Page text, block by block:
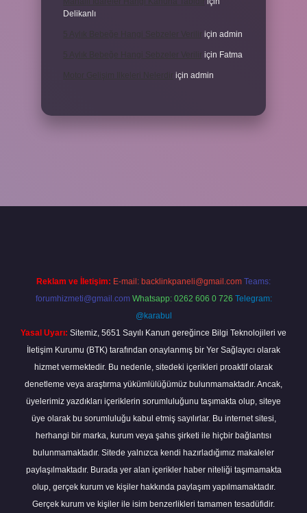
Delikanlı
için admin
için Fatma
için admin
Reklam ve İletişim: E-mail: backlinkpaneli@gmail.com Teams:
forumhizmeti@gmail.com Whatsapp: 0262 606 0 726 Telegram:
@karabul
Yasal Uyarı: Sitemiz, 5651 Sayılı Kanun gereğince Bilgi Teknolojileri ve
İletişim Kurumu (BTK) tarafından onaylanmış bir Yer Sağlayıcı olarak
hizmet vermektedir. Bu nedenle, sitedeki içerikleri proaktif olarak
denetleme veya araştırma yükümlülüğümüz bulunmamaktadır. Ancak,
üyelerimiz yazdıkları içeriklerin sorumluluğunu taşımakta olup, siteye
üye olarak bu sorumluluğu kabul etmiş sayılırlar. Bu internet sitesi,
herhangi bir marka, kurum veya şahıs şirketi ile hiçbir bağlantısı
bulunmamaktadır. Sitede yalnızca kendi hazırladığımız makaleler
paylaşılmaktadır. Burada yer alan içerikler haber niteliği taşımamakta
olup, gerçek kurum ve kişiler hakkında paylaşım yapılmamaktadır.
Gerçek kurum ve kişiler ile isim benzerlikleri tamamen tesadüfidir.